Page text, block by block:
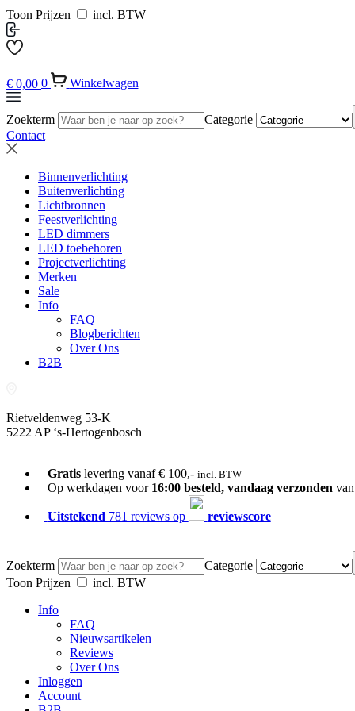
Toon Prijzen incl. BTW
€ 0,00 0 Winkelwagen
Zoekterm
Categorie
Contact
Binnenverlichting
Buitenverlichting
Lichtbronnen
Feestverlichting
LED dimmers
LED toebehoren
Projectverlichting
Merken
Sale
Info
FAQ
Blogberichten
Over Ons
B2B
Rietveldenweg 53-K
5222 AP ‘s-Hertogenbosch
Gratislevering vanaf € 100,- incl. BTW
Op werkdagen voor 16:00 besteld, vandaag verzonden
Uitstekend 781 reviews op reviewscore
Zoekterm
Categorie
Toon Prijzen
incl. BTW
Info
FAQ
Nieuwsartikelen
Reviews
Over Ons
Inloggen
Account